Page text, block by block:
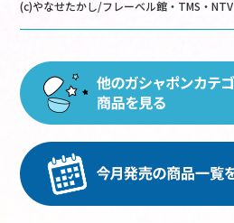
(c)やなせたかし/フレーベル館・TMS・NTV